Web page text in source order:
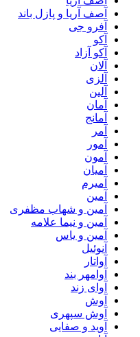
آصف آریا و پازل باند
آفرو جی
آکو
آکو آزاد
آلان
آلزی
آلین
آمان
آمانج
آمر
آمور
آمون
آمیان
آمیرم
آمین
آمین و شهاب مظفری
آمین و نیما علامه
آمین و یاس
آنوئیل
آواتار
آوامهر بند
آوای زند
آوش
آوش سپهری
آوید و صفایی